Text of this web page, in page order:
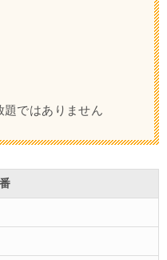
ではありません